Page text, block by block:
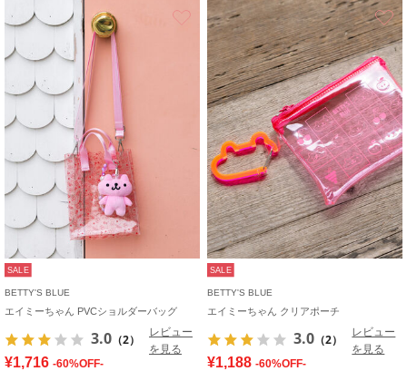
お気に入り
SALE
BETTY'S BLUE
エイミーちゃん PVCショルダーバッグ
3.0 （2）
レビュー
を見る
¥1,716 -60%OFF-
SALE
BETTY'S BLUE
エイミーちゃん クリアポーチ
3.0 （2）
レビュー
を見る
¥1,188 -60%OFF-